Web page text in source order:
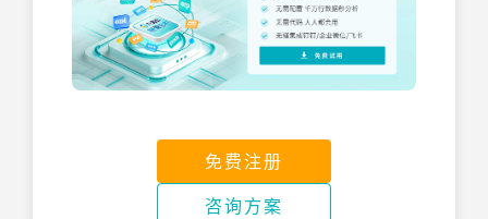
免费注册
咨询方案